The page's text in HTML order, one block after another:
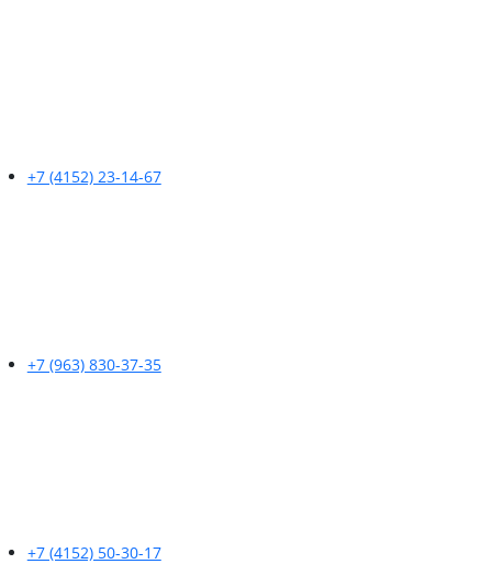
+7 (4152) 23-14-67
+7 (963) 830-37-35
+7 (4152) 50-30-17